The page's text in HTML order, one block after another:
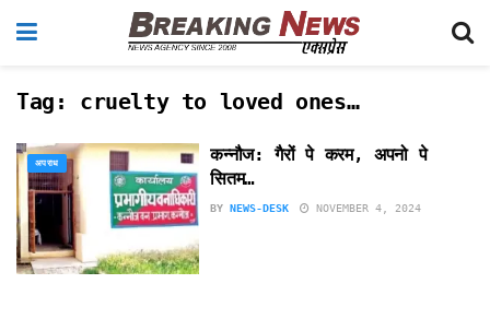
Tag: cruelty to loved ones…
अपराध
कन्नौज: गैरों पे करम, अपनो पे
सितम…
BY NEWS-DESK NOVEMBER 4, 2024